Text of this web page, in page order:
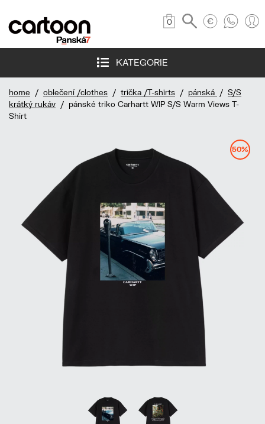
0
KATEGORIE
home / oblečení /clothes / trička /T-shirts / pánská / S/S
krátký rukáv / pánské triko Carhartt WIP S/S Warm Views T-
Shirt
50%